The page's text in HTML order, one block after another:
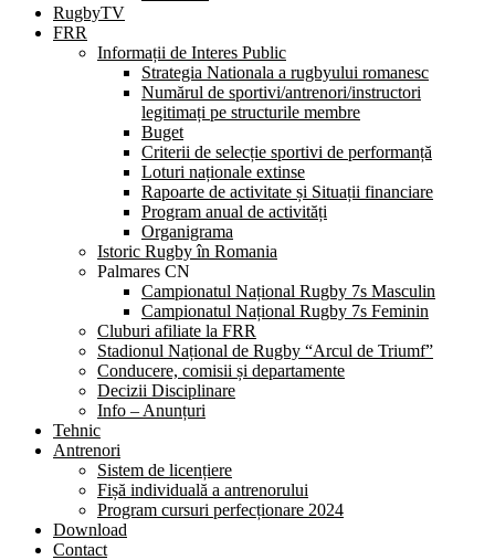
RugbyTV
FRR
Informații de Interes Public
Strategia Nationala a rugbyului romanesc
Numărul de sportivi/antrenori/instructori
legitimați pe structurile membre
Buget
Criterii de selecție sportivi de performanță
Loturi naționale extinse
Rapoarte de activitate și Situații financiare
Program anual de activități
Organigrama
Istoric Rugby în Romania
Palmares CN
Campionatul Național Rugby 7s Masculin
Campionatul Național Rugby 7s Feminin
Cluburi afiliate la FRR
Stadionul Național de Rugby “Arcul de Triumf”
Conducere, comisii și departamente
Decizii Disciplinare
Info – Anunțuri
Tehnic
Antrenori
Sistem de licențiere
Fișă individuală a antrenorului
Program cursuri perfecționare 2024
Download
Contact